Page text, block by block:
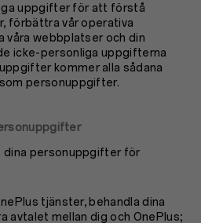
uppgifter för att förstå
förbättra vår operativa
webbplatser och din
icke-personliga uppgifterna
kommer alla sådana
personuppgifter.
dina personuppgifter för
tjänster, behandla dina
avtalet mellan dig och OnePlus;